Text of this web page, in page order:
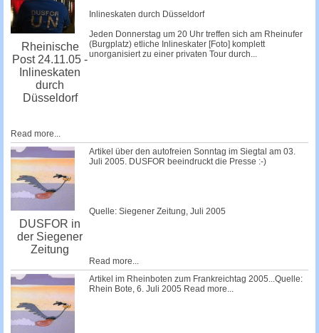
Rheinische
Post 24.11.05 -
Inlineskaten
durch
Düsseldorf
Inlineskaten durch Düsseldorf
Jeden Donnerstag um 20 Uhr treffen sich am Rheinufer
(Burgplatz) etliche Inlineskater [Foto] komplett
unorganisiert zu einer privaten Tour durch...
Read more...
DUSFOR in
der Siegener
Zeitung
Artikel über den autofreien Sonntag im Siegtal am 03.
Juli 2005. DUSFOR beeindruckt die Presse :-)
Quelle: Siegener Zeitung, Juli 2005
Read more...
Artikel im Rheinboten zum Frankreichtag 2005...Quelle:
Rhein Bote, 6. Juli 2005 Read more...